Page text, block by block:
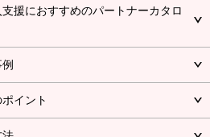
援におすすめのパートナーカタロ
イント